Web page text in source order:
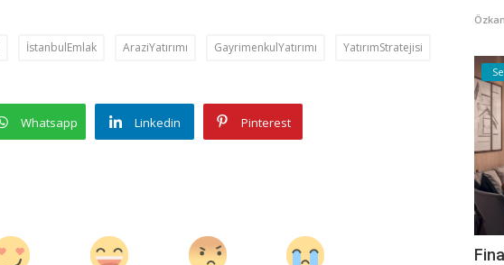
İstanbulEmlak AraziYatırımı GayrimenkulYatırımı YatırımStratejisi
Whatsapp Linkedin Pinterest